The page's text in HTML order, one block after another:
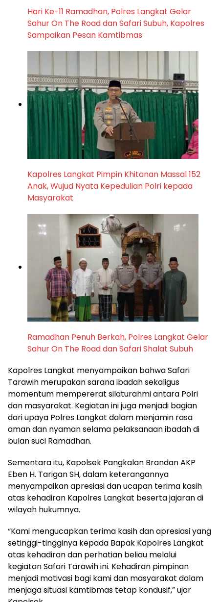
Hari Ke-11 Ramadhan, Polres Langkat Gelar
Sahur On The Road dan Safari Subuh, Kapolres
Sampaikan Pesan Kamtibmas
Kapolres Langkat Pimpin Khitanan Massal 152
Anak, Wujud Nyata Kepedulian Polri kepada
Masyarakat
Ramadhan Penuh Berkah, Polres Langkat Gelar
Sahur On The Road dan Safari Shalat Subuh
Kapolres Langkat menyampaikan bahwa Safari
Tarawih merupakan sarana ibadah sekaligus
momentum mempererat silaturahmi antara Polri
dan masyarakat. Kegiatan ini juga menjadi bagian
dari upaya Polres Langkat dalam menjamin rasa
aman dan nyaman selama pelaksanaan ibadah di
bulan suci Ramadhan.
Sementara itu, Kapolsek Pangkalan Brandan AKP
Eben H. Tarigan SH, dalam keterangannya
menyampaikan apresiasi dan ucapan terima kasih
atas kehadiran Kapolres Langkat beserta jajaran di
wilayah hukumnya.
“Kami mengucapkan terima kasih dan apresiasi yang
setinggi-tingginya kepada Bapak Kapolres Langkat
atas kehadiran dan perhatian beliau melalui
kegiatan Safari Tarawih ini. Kehadiran pimpinan
menjadi motivasi bagi kami dan masyarakat dalam
menjaga situasi kamtibmas tetap kondusif,” ujar